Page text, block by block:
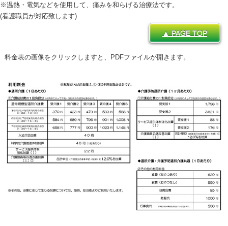
※温熱・電気などを使用して、痛みを和らげる治療法です。
(看護職員が対応致します)
▲ PAGE TOP
料金表の画像をクリックしますと、PDFファイルが開きます。